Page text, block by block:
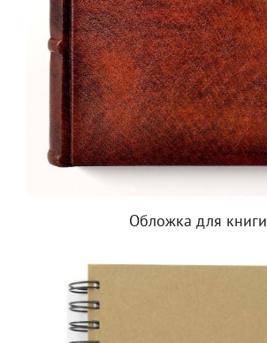
Обложка для книги